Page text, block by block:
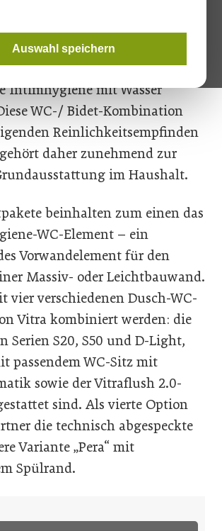
Auswahl speichern
Technik mit innovativem Design.
Hygiene-WC vereint Toilette und
Intimhygiene mit Wasser
WC-/ Bidet-Kombination
Reinlichkeitsempfinden
daher zunehmend zur
im Haushalt.
beinhalten zum einen das
WC-Element – ein
Vorwandelement für den
Massiv- oder Leichtbauwand.
vier verschiedenen Dusch-WC-
Vitra kombiniert werden: die
Serien S20, S50 und D-Light,
passendem WC-Sitz mit
sowie der Vitraflush 2.0-
sind. Als vierte Option
die technisch abgespeckte
Variante „Pera“ mit
Spülrand.